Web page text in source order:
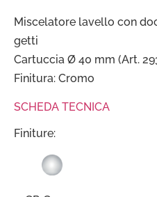
Miscelatore lavello con
getti
Cartuccia Ø 40 mm (Art.
Finitura: Cromo
SCHEDA TECNICA
Finiture: